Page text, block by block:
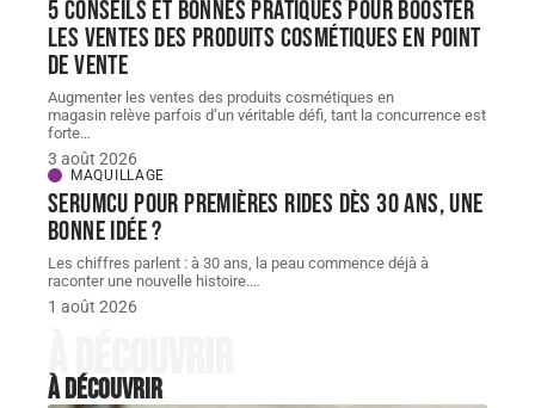
5 conseils et bonnes pratiques pour booster
les ventes des produits cosmétiques en point
de vente
Augmenter les ventes des produits cosmétiques en
magasin relève parfois d’un véritable défi, tant la concurrence est
forte…
3 août 2026
MAQUILLAGE
Serumcu pour premières rides dès 30 ans, une
bonne idée ?
Les chiffres parlent : à 30 ans, la peau commence déjà à
raconter une nouvelle histoire.…
1 août 2026
À découvrir
À découvrir